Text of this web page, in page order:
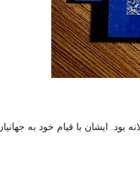
ایشان با قیام خود به